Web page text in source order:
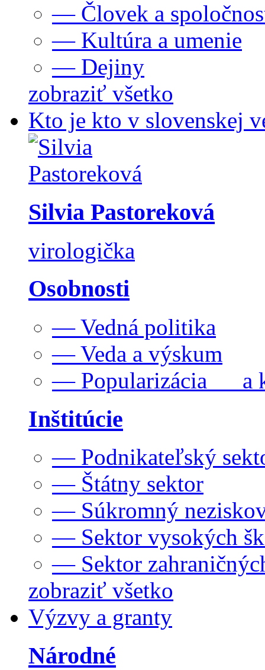
— Človek a
— Kultúra a umenie
— Dejiny
zobraziť všetko
Kto je kto v slovenskej
Silvia Pastoreková
virologička
Osobnosti
— Vedná politika
— Veda a výskum
— Popularizácia a
Inštitúcie
— Podnikateľský
— Štátny sektor
— Súkromný
— Sektor vysokých
— Sektor
zobraziť všetko
Výzvy a granty
Národné